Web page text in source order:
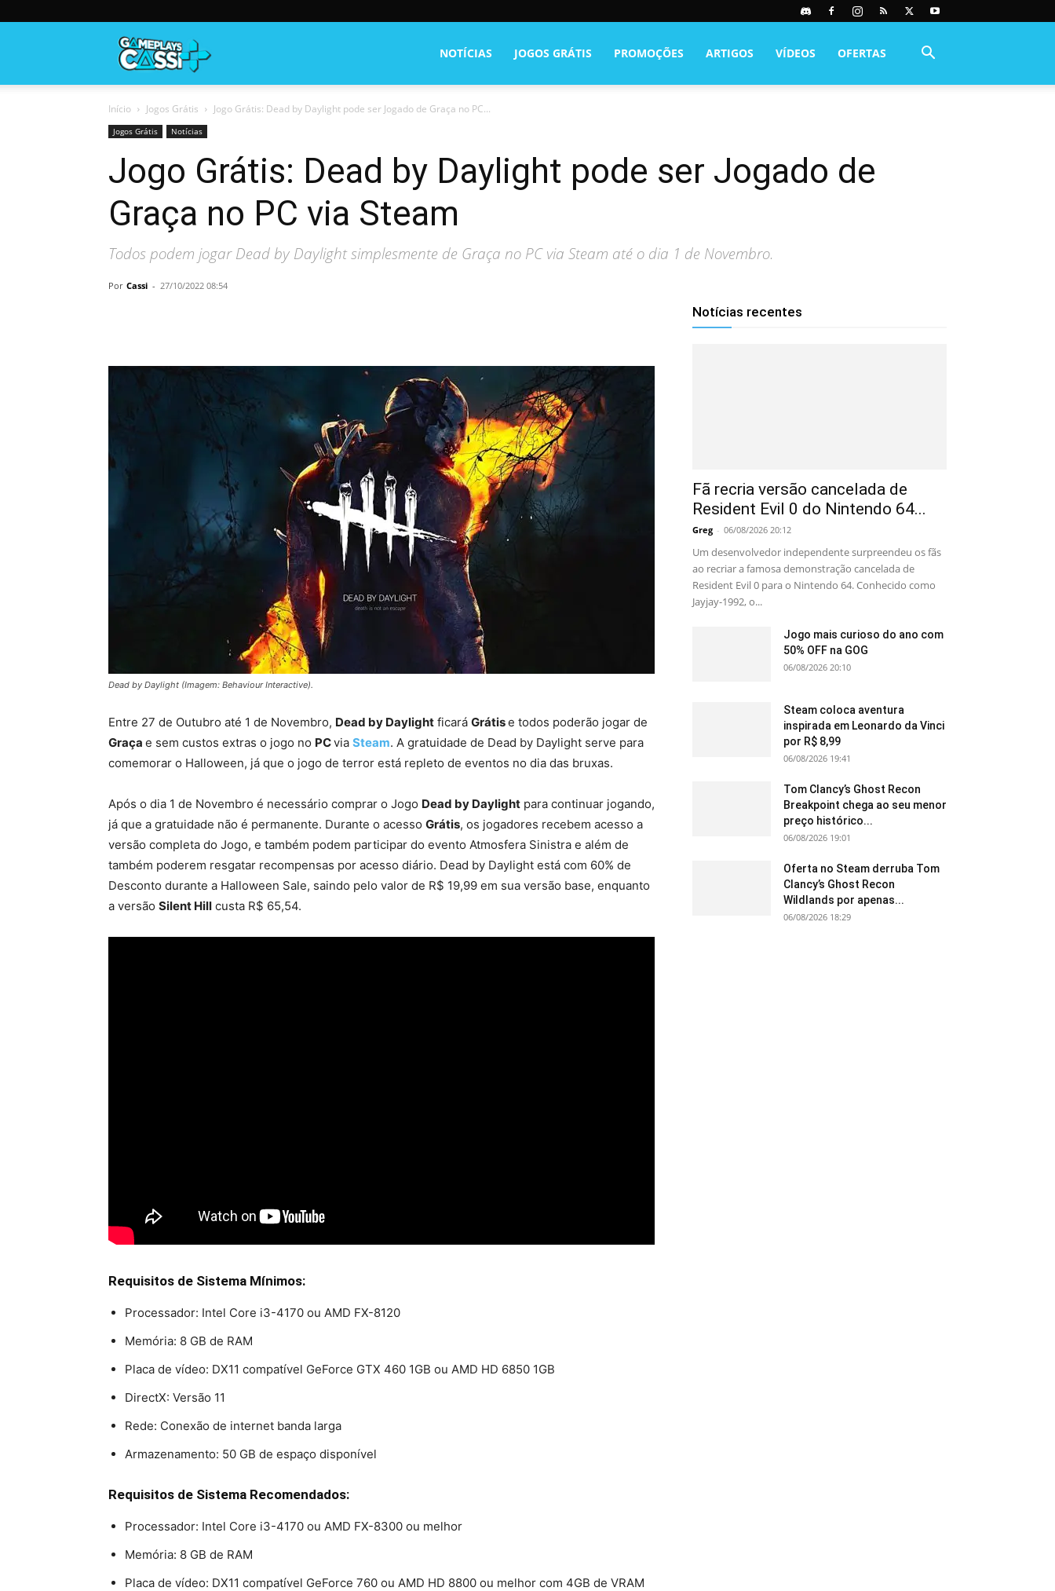
NOTÍCIAS JOGOS GRÁTIS PROMOÇÕES ARTIGOS VÍDEOS OFERTAS
Início Jogos Grátis Jogo Grátis: Dead by Daylight pode ser Jogado de Graça no PC...
Jogos Grátis Notícias
Jogo Grátis: Dead by Daylight pode ser Jogado de
Graça no PC via Steam
Todos podem jogar Dead by Daylight simplesmente de Graça no PC via Steam até o dia 1 de Novembro.
Por Cassi - 27/10/2022 08:54
Dead by Daylight (Imagem: Behaviour Interactive).
Entre 27 de Outubro até 1 de Novembro, Dead by Daylight ficará Grátise todos poderão jogar de
Graça e sem custos extras o jogo no PCvia Steam. A gratuidade de Dead by Daylight serve para
comemorar o Halloween, já que o jogo de terror está repleto de eventos no dia das bruxas.
Após o dia 1 de Novembro é necessário comprar o Jogo Dead by Daylight para continuar jogando,
já que a gratuidade não é permanente. Durante o acesso Grátis, os jogadores recebem acesso a
versão completa do Jogo, e também podem participar do evento Atmosfera Sinistra e além de
também poderem resgatar recompensas por acesso diário. Dead by Daylight está com 60% de
Desconto durante a Halloween Sale, saindo pelo valor de R$ 19,99 em sua versão base, enquanto
a versão Silent Hill custa R$ 65,54.
Requisitos de Sistema Mínimos:
Processador: Intel Core i3-4170 ou AMD FX-8120
Memória: 8 GB de RAM
Placa de vídeo: DX11 compatível GeForce GTX 460 1GB ou AMD HD 6850 1GB
DirectX: Versão 11
Rede: Conexão de internet banda larga
Armazenamento: 50 GB de espaço disponível
Requisitos de Sistema Recomendados:
Processador: Intel Core i3-4170 ou AMD FX-8300 ou melhor
Memória: 8 GB de RAM
Placa de vídeo: DX11 compatível GeForce 760 ou AMD HD 8800 ou melhor com 4GB de VRAM
Notícias recentes
Fã recria versão cancelada de
Resident Evil 0 do Nintendo 64...
Greg - 06/08/2026 20:12
Um desenvolvedor independente surpreendeu os fãs
ao recriar a famosa demonstração cancelada de
Resident Evil 0 para o Nintendo 64. Conhecido como
Jayjay-1992, o...
Jogo mais curioso do ano com
50% OFF na GOG
06/08/2026 20:10
Steam coloca aventura
inspirada em Leonardo da Vinci
por R$ 8,99
06/08/2026 19:41
Tom Clancy’s Ghost Recon
Breakpoint chega ao seu menor
preço histórico...
06/08/2026 19:01
Oferta no Steam derruba Tom
Clancy’s Ghost Recon
Wildlands por apenas...
06/08/2026 18:29